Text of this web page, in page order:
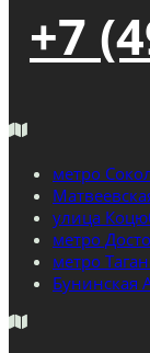
+7
метро
улица
метро
метро
Бунинская